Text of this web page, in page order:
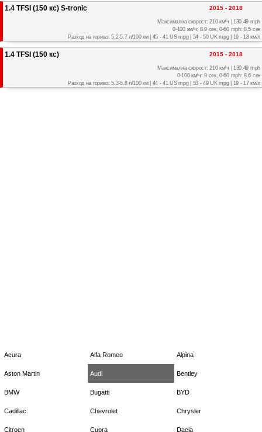
1.4 TFSI (150 кс) S-tronic 2015 - 2018
Максимална скорост: 210 км/ч | 130.49 mph
0-100 км/ч: 8.9 сек, 0-60 mph: 8.5 сек
Разход на гориво: 5.2-5.7 л/100 км | 45 - 41 US mpg | 54 - 50 UK mpg | 19 - 18 км/л
1.4 TFSI (150 кс) 2015 - 2018
Максимална скорост: 210 км/ч | 130.49 mph
0-100 км/ч: 9 сек, 0-60 mph: 8.6 сек
Разход на гориво: 5.3-5.8 л/100 км | 44 - 41 US mpg | 53 - 49 UK mpg | 19 - 17 км/л
Acura Alfa Romeo Alpina
Aston Martin Audi Bentley
BMW Bugatti BYD
Cadillac Chevrolet Chrysler
Citroen Cupra Dacia